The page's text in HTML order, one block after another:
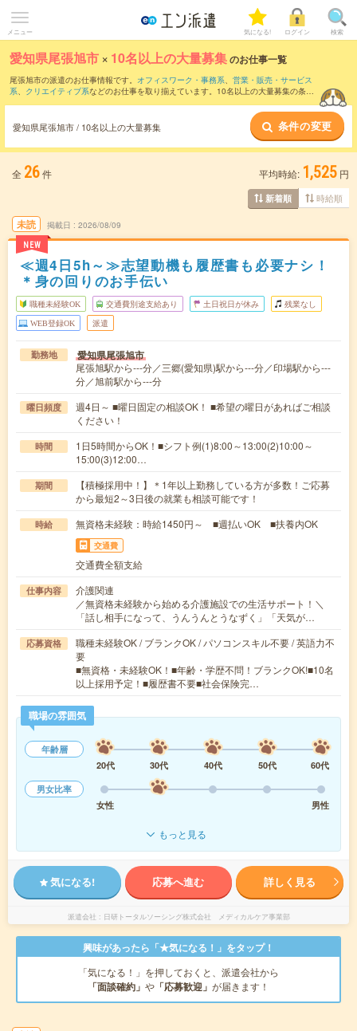
メニュー 気になる! ログイン 検索
愛知県尾張旭市 × 10名以上の大量募集のお仕事一覧
尾張旭市の派遣のお仕事情報です。 オフィスワーク・事務系、 営業・販売・サービス
系、 クリエイティブ系などのお仕事を取り揃えています。10名以上の大量募集の条件
愛知県尾張旭市 / 10名以上の大量募集 条件の変更
全 26件 平均時給: 1,525 円
新着順 時給順
未読
NEW
掲載日 2026/08/09
≪週4日5h～≫志望動機も履歴書も必要ナシ！
＊身の回りのお手伝い
職種未経験OK 交通費別途支給あり 土日祝日が休み 残業なし
WEB登録OK 派遣
勤務地 愛知県尾張旭市
尾張旭駅から---分／三郷(愛知県)駅から---分／印場駅から---
分／旭前駅から---分
曜日頻度
週4日～ ■曜日固定の相談OK！ ■希望の曜日があればご相談
ください！
時間
1日5時間からOK！■シフト例(1)8:00～13:00(2)10:00～
15:00(3)12:00…
期間
【積極採用中！】＊1年以上勤務している方が多数！ご応募
から最短2～3日後の就業も相談可能です！
時給 無資格未経験：時給1450円～ ■週払いOK ■扶養内OK
交通費
交通費全額支給
仕事内容
介護関連
／無資格未経験から始める介護施設での生活サポート！＼
「話し相手になって、うんうんとうなずく」「天気が…
応募資格
職種未経験OK / ブランクOK / パソコンスキル不要 / 英語力不
要
■無資格・未経験OK！■年齢・学歴不問！ブランクOK!■10名
以上採用予定！■履歴書不要■社会保険完…
職場の雰囲気
年齢層
20代
30代 40代 50代
60代
男女比率
女性
男性
もっと見る
気になる! 応募へ進む 詳しく見る
派遣会社 日研トータルソーシング株式会社 メディカルケア事業部
興味があったら「★気になる！」をタップ！
「気になる！」を押しておくと、派遣会社から
「面談確約」 や 「応募歓迎」 が届きます！